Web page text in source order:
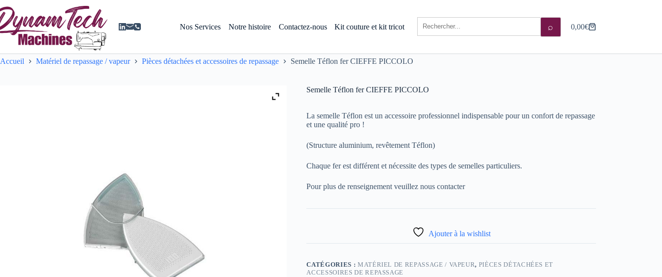
au
contenu
Nos Services Notre histoire Contactez-nous Kit couture et kit tricot ⌕
Panier
0,00€
Accueil Matériel de repassage / vapeur Pièces détachées et accessoires de repassage Semelle Téflon fer CIEFFE PICCOLO
Semelle Téflon fer CIEFFE PICCOLO
La semelle Téflon est un accessoire professionnel indispensable pour un confort de repassage
et une qualité pro !
(Structure aluminium, revêtement Téflon)
Chaque fer est différent et nécessite des types de semelles particuliers.
Pour plus de renseignement veuillez nous contacter
Ajouter à la wishlist
CATÉGORIES : MATÉRIEL DE REPASSAGE / VAPEUR, PIÈCES DÉTACHÉES ET
ACCESSOIRES DE REPASSAGE